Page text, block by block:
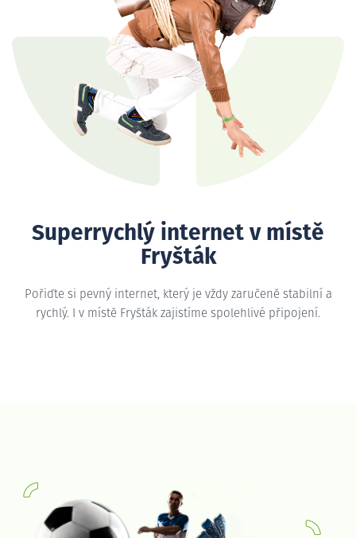
Superrychlý internet v místě
Fryšták
Pořiďte si pevný internet, který je vždy zaručeně stabilní a
rychlý. I v místě Fryšták zajistíme spolehlivé připojení.